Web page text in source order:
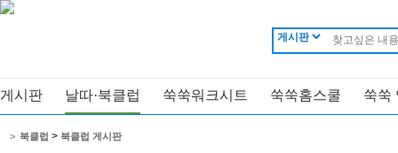
게시판 날따·북클럽 쑥쑥워크시트 쑥쑥홈스쿨 쑥쑥
> 북클럽 > 북클럽 게시판